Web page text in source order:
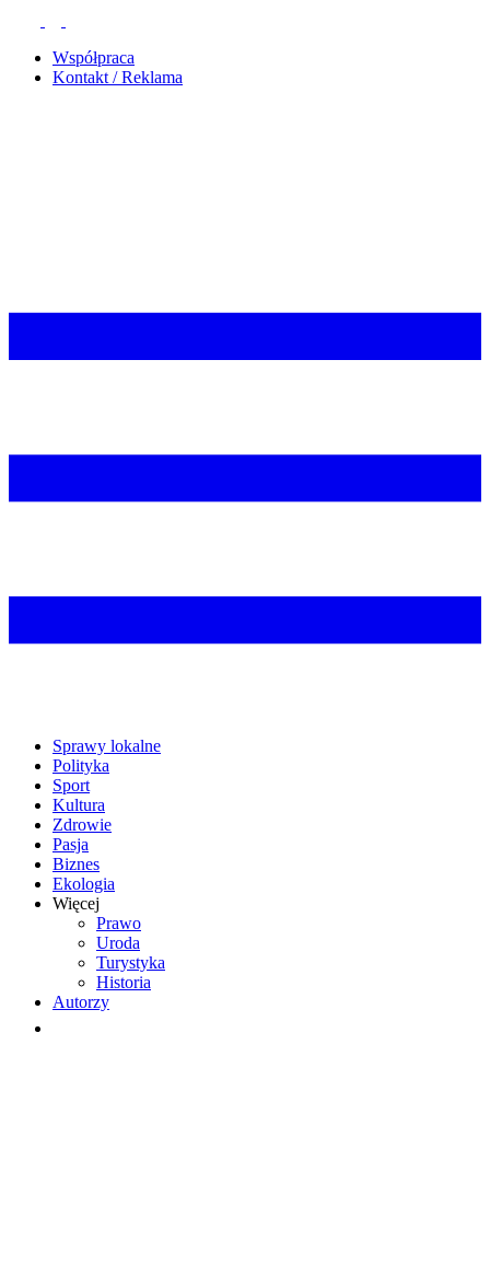
Współpraca
Kontakt / Reklama
Sprawy lokalne
Polityka
Sport
Kultura
Zdrowie
Pasja
Biznes
Ekologia
Więcej
Prawo
Uroda
Turystyka
Historia
Autorzy